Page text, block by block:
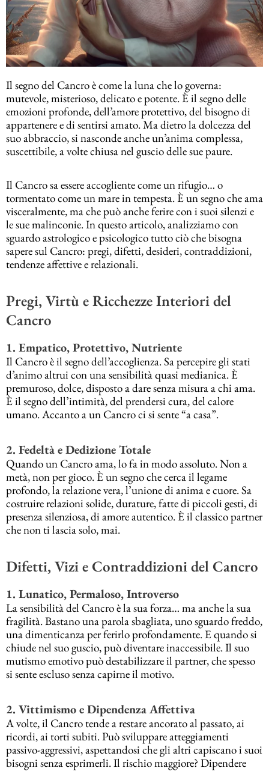
Il segno del Cancro è come la luna che lo governa:
mutevole, misterioso, delicato e potente. È il segno delle
emozioni profonde, dell’amore protettivo, del bisogno di
appartenere e di sentirsi amato. Ma dietro la dolcezza del
suo abbraccio, si nasconde anche un’anima complessa,
suscettibile, a volte chiusa nel guscio delle sue paure.
Il Cancro sa essere accogliente come un rifugio… o
tormentato come un mare in tempesta. È un segno che ama
visceralmente, ma che può anche ferire con i suoi silenzi e
le sue malinconie. In questo articolo, analizziamo con
sguardo astrologico e psicologico tutto ciò che bisogna
sapere sul Cancro: pregi, difetti, desideri, contraddizioni,
tendenze affettive e relazionali.
Pregi, Virtù e Ricchezze Interiori del
Cancro
1. Empatico, Protettivo, Nutriente
Il Cancro è il segno dell’accoglienza. Sa percepire gli stati
d’animo altrui con una sensibilità quasi medianica. È
premuroso, dolce, disposto a dare senza misura a chi ama.
È il segno dell’intimità, del prendersi cura, del calore
umano. Accanto a un Cancro ci si sente “a casa”.
2. Fedeltà e Dedizione Totale
Quando un Cancro ama, lo fa in modo assoluto. Non a
metà, non per gioco. È un segno che cerca il legame
profondo, la relazione vera, l’unione di anima e cuore. Sa
costruire relazioni solide, durature, fatte di piccoli gesti, di
presenza silenziosa, di amore autentico. È il classico partner
che non ti lascia solo, mai.
Difetti, Vizi e Contraddizioni del Cancro
1. Lunatico, Permaloso, Introverso
La sensibilità del Cancro è la sua forza… ma anche la sua
fragilità. Bastano una parola sbagliata, uno sguardo freddo,
una dimenticanza per ferirlo profondamente. E quando si
chiude nel suo guscio, può diventare inaccessibile. Il suo
mutismo emotivo può destabilizzare il partner, che spesso
si sente escluso senza capirne il motivo.
2. Vittimismo e Dipendenza Affettiva
A volte, il Cancro tende a restare ancorato al passato, ai
ricordi, ai torti subiti. Può sviluppare atteggiamenti
passivo-aggressivi, aspettandosi che gli altri capiscano i suoi
bisogni senza esprimerli. Il rischio maggiore? Dipendere